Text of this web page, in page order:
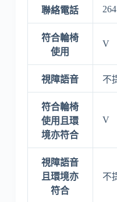
聯絡電話
符合輪椅
使用
V
視障語音 不
符合輪椅
使用且環
境亦符合
V
視障語音
且環境亦
符合
不